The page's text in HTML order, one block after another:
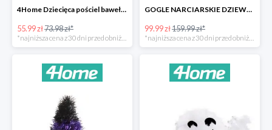
4Home Dziecięca pościel bawełniana do łóżeczka Nordic Friends -24%
55.99 zł73.98 zł*
GOGLE NARCIARSKIE DZIEWCZĘCE -37%
99.99 zł159.99 zł*